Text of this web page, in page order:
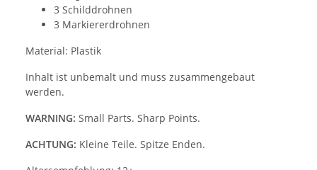
3 Schilddrohnen
3 Markiererdrohnen
Material: Plastik
Inhalt ist unbemalt und muss zusammengebaut
werden.
WARNING: Small Parts. Sharp Points.
ACHTUNG: Kleine Teile. Spitze Enden.